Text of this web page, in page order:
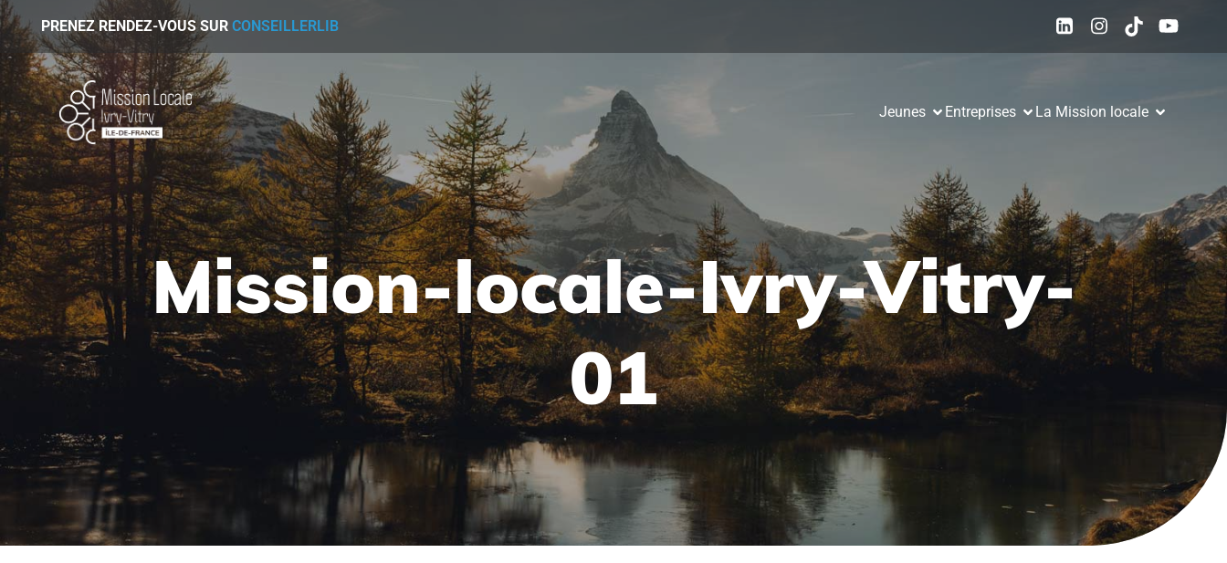
PRENEZ RENDEZ-VOUS SUR CONSEILLERLIB
Jeunes Entreprises La Mission locale
Mission-locale-Ivry-Vitry-
01